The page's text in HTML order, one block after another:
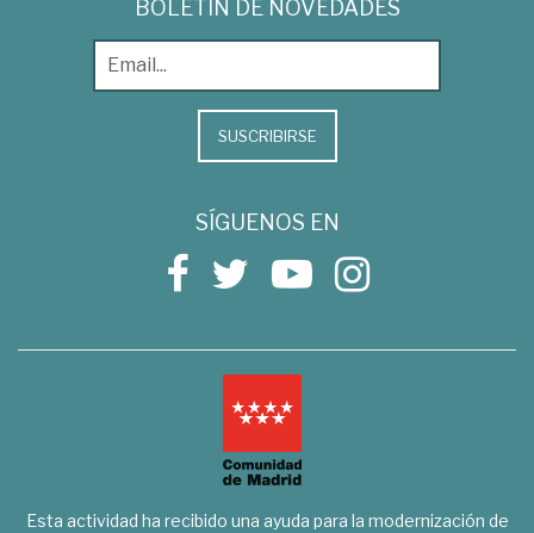
BOLETÍN DE NOVEDADES
SUSCRIBIRSE
SÍGUENOS EN
Esta actividad ha recibido una ayuda para la modernización de